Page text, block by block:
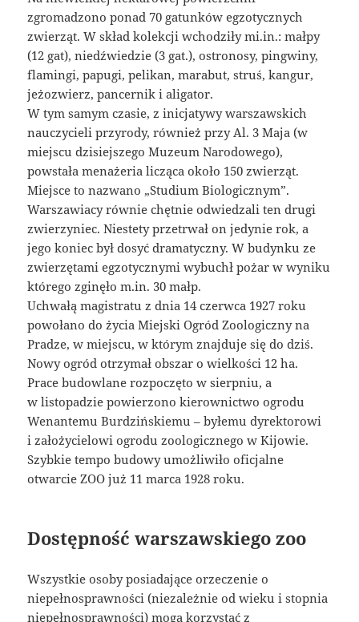
zgromadzono ponad 70 gatunków egzotycznych
zwierząt. W skład kolekcji wchodziły mi.in.: małpy
(12 gat), niedźwiedzie (3 gat.), ostronosy, pingwiny,
flamingi, papugi, pelikan, marabut, struś, kangur,
jeżozwierz, pancernik i aligator.
W tym samym czasie, z inicjatywy warszawskich
nauczycieli przyrody, również przy Al. 3 Maja (w
miejscu dzisiejszego Muzeum Narodowego),
powstała menażeria licząca około 150 zwierząt.
Miejsce to nazwano „Studium Biologicznym”.
Warszawiacy równie chętnie odwiedzali ten drugi
zwierzyniec. Niestety przetrwał on jedynie rok, a
jego koniec był dosyć dramatyczny. W budynku ze
zwierzętami egzotycznymi wybuchł pożar w wyniku
którego zginęło m.in. 30 małp.
Uchwałą magistratu z dnia 14 czerwca 1927 roku
powołano do życia Miejski Ogród Zoologiczny na
Pradze, w miejscu, w którym znajduje się do dziś.
Nowy ogród otrzymał obszar o wielkości 12 ha.
Prace budowlane rozpoczęto w sierpniu, a
w listopadzie powierzono kierownictwo ogrodu
Wenantemu Burdzińskiemu – byłemu dyrektorowi
i założycielowi ogrodu zoologicznego w Kijowie.
Szybkie tempo budowy umożliwiło oficjalne
otwarcie ZOO już 11 marca 1928 roku.
Dostępność warszawskiego zoo
Wszystkie osoby posiadające orzeczenie o
niepełnosprawności (niezależnie od wieku i stopnia
niepełnosprawności) mogą korzystać z